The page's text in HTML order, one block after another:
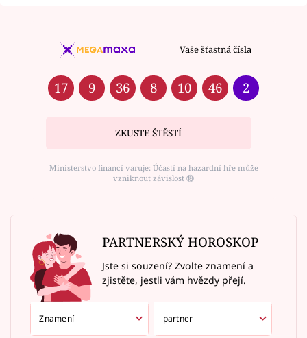
Vaše šťastná čísla
17 9 36 8 10 46 2
ZKUSTE ŠTĚSTÍ
Ministerstvo financí varuje: Účastí na hazardní hře může
vzniknout závislost ⑱
PARTNERSKÝ HOROSKOP
Jste si souzení? Zvolte znamení a
zjistěte, jestli vám hvězdy přejí.